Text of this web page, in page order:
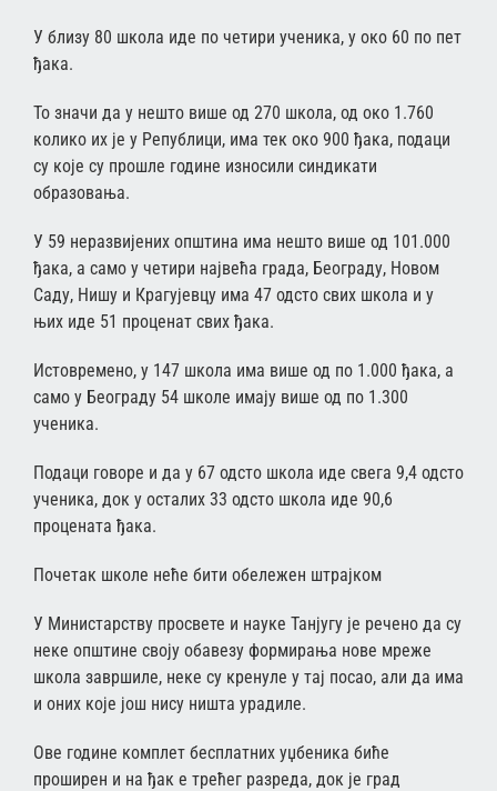
У близу 80 школа иде по четири ученика, у око 60 по пет
ђака.
То значи да у нешто више од 270 школа, од око 1.760
колико их је у Републици, има тек око 900 ђака, подаци
су које су прошле године износили синдикати
образовања.
У 59 неразвијених општина има нешто више од 101.000
ђака, а само у четири највећа града, Београду, Новом
Саду, Нишу и Крагујевцу има 47 одсто свих школа и у
њих иде 51 проценат свих ђака.
Истовремено, у 147 школа има више од по 1.000 ђака, а
само у Београду 54 школе имају више од по 1.300
ученика.
Подаци говоре и да у 67 одсто школа иде свега 9,4 одсто
ученика, док у осталих 33 одсто школа иде 90,6
процената ђака.
Почетак школе неће бити обележен штрајком
У Министарству просвете и науке Танјугу је речено да су
неке општине своју обавезу формирања нове мреже
школа завршиле, неке су кренуле у тај посао, али да има
и оних које још нису ништа урадиле.
Ове године комплет бесплатних уџбеника биће
проширен и на ђак е трећег разреда, док је град